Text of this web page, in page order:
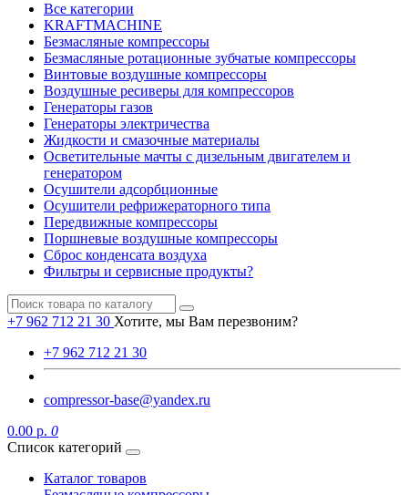
Все категории
KRAFTMACHINE
Безмасляные компрессоры
Безмасляные ротационные зубчатые компрессоры
Винтовые воздушные компрессоры
Воздушные ресиверы для компрессоров
Генераторы газов
Генераторы электричества
Жидкости и смазочные материалы
Осветительные мачты с дизельным двигателем и
генератором
Осушители адсорбционные
Осушители рефрижераторного типа
Передвижные компрессоры
Поршневые воздушные компрессоры
Сброс конденсата воздуха
Фильтры и сервисные продукты?
+7 962 712 21 30 Хотите, мы Вам перезвоним?
+7 962 712 21 30
compressor-base@yandex.ru
0.00 р. 0
Список категорий
Каталог товаров